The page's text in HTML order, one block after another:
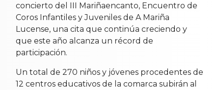
concierto del III Mariñaencanto, Encuentro de
Coros Infantiles y Juveniles de A Mariña
Lucense, una cita que continúa creciendo y
que este año alcanza un récord de
participación.
Un total de 270 niños y jóvenes procedentes de
12 centros educativos de la comarca subirán al